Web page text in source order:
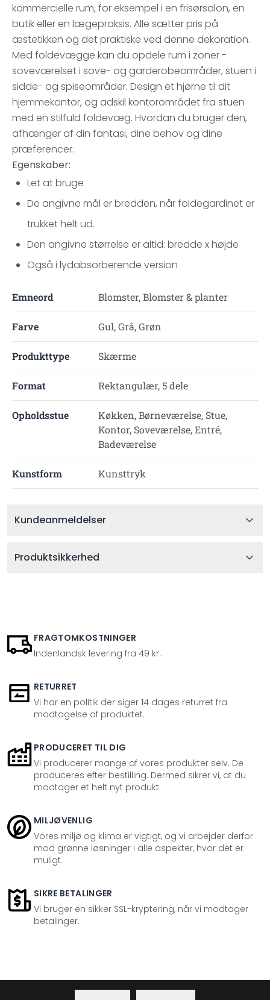
kommercielle rum, for eksempel i en frisørsalon, en
butik eller en lægepraksis. Alle sætter pris på
æstetikken og det praktiske ved denne dekoration.
Med foldevægge kan du opdele rum i zoner -
soveværelset i sove- og garderobeområder, stuen i
sidde- og spiseområder. Design et hjørne til dit
hjemmekontor, og adskil kontorområdet fra stuen
med en stilfuld foldevæg. Hvordan du bruger den,
afhænger af din fantasi, dine behov og dine
præferencer.
Egenskaber:
Let at bruge
De angivne mål er bredden, når foldegardinet er
trukket helt ud.
Den angivne størrelse er altid: bredde x højde
Også i lydabsorberende version
Emneord Blomster, Blomster & planter
Farve Gul, Grå, Grøn
Produkttype Skærme
Format Rektangulær, 5 dele
Opholdsstue
Køkken, Børneværelse, Stue,
Kontor, Soveværelse, Entré,
Badeværelse
Kunstform Kunsttryk
Kundeanmeldelser
Produktsikkerhed
FRAGTOMKOSTNINGER
Indenlandsk levering fra 49 kr..
RETURRET
Vi har en politik der siger 14 dages returret fra
modtagelse af produktet.
PRODUCERET TIL DIG
Vi producerer mange af vores produkter selv. De
produceres efter bestilling. Dermed sikrer vi, at du
modtager et helt nyt produkt.
MILJØVENLIG
Vores miljø og klima er vigtigt, og vi arbejder derfor
mod grønne løsninger i alle aspekter, hvor det er
muligt.
SIKRE BETALINGER
Vi bruger en sikker SSL-kryptering, når vi modtager
betalinger.
·